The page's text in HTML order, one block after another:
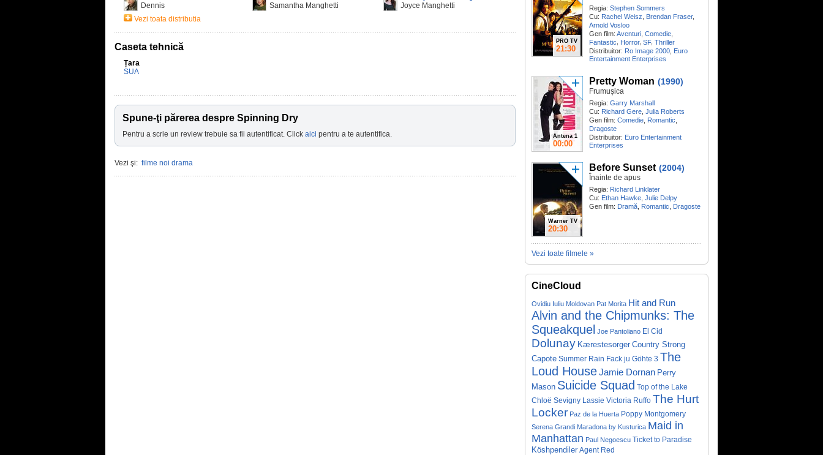
Dennis
Samantha Manghetti
Joyce Manghetti
Vezi toata distributia
Caseta tehnică
Țara
SUA
Spune-ţi părerea despre Spinning Dry
Pentru a scrie un review trebuie sa fii autentificat. Click aici pentru a te autentifica.
Vezi şi: filme noi drama
PRO TV
21:30
Regia: Stephen Sommers
Cu: Rachel Weisz Brendan Fraser,
Arnold Vosloo
Gen film: Aventuri Comedie
Fantastic, Horror, SF, Thriller
Distribuitor: Ro Image 2000 Euro
Entertainment Enterprises
Antena 1
00:00
Pretty Woman (1990)
Frumușica
Regia: Garry Marshall
Cu: Richard Gere Julia Roberts
Gen film: Comedie Romantic
Dragoste
Distribuitor: Euro Entertainment
Enterprises
Warner TV
20:30
Before Sunset (2004)
Înainte de apus
Regia: Richard Linklater
Cu: Ethan Hawke Julie Delpy
Gen film: Dramă Romantic Dragoste
Vezi toate filmele »
CineCloud
Ovidiu Iuliu Moldovan Pat Morita Hit and Run
Alvin and the Chipmunks: The
Squeakquel Joe Pantoliano El Cid
Dolunay Kærestesorger Country Strong
Capote Summer Rain Fack ju Göhte 3 The
Loud HouseJamie Dornan Perry
Mason Suicide Squad Top of the Lake
Chloë Sevigny
Lassie Victoria Ruffo The Hurt
Locker Paz de la Huerta Poppy Montgomery
Serena Grandi Maradona by Kusturica Maid in
Manhattan Paul Negoescu Ticket to Paradise
Köshpendiler Agent Red